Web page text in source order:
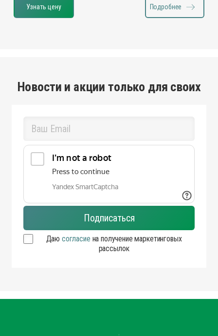
Узнать цену Подробнее
Новости и акции только для своих
Даю согласие на получение маркетинговых
рассылок